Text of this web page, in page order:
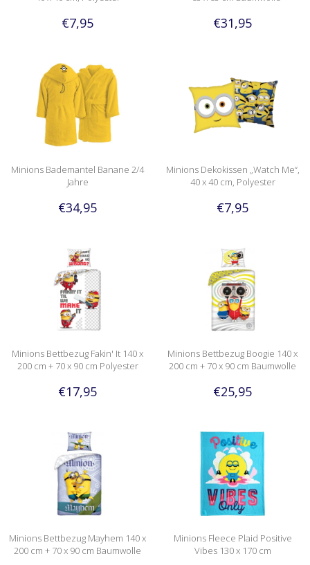
€7,95 €31,95
Minions Bademantel Banane 2/4
Jahre
€34,95
Minions Dekokissen „Watch Me“,
40 x 40 cm, Polyester
€7,95
Minions Bettbezug Fakin' It 140 x
200 cm + 70 x 90 cm Polyester
€17,95
Minions Bettbezug Boogie 140 x
200 cm + 70 x 90 cm Baumwolle
€25,95
Minions Bettbezug Mayhem 140 x
200 cm + 70 x 90 cm Baumwolle
Minions Fleece Plaid Positive
Vibes 130 x 170 cm